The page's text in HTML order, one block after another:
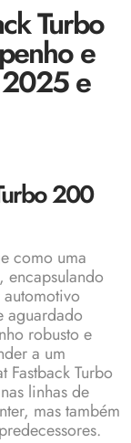
Turbo
e
e
200
como uma
automotivo
aguardado
robusto e
a um
Fastback Turbo
linhas de
mas também